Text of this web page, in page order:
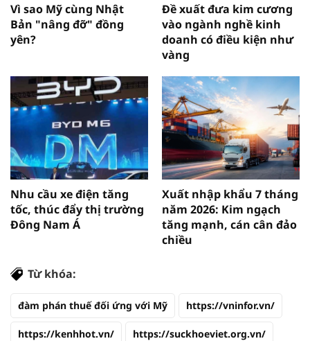
Vì sao Mỹ cùng Nhật
Bản "nâng đỡ" đồng
yên?
Đề xuất đưa kim cương
vào ngành nghề kinh
doanh có điều kiện như
vàng
Nhu cầu xe điện tăng
tốc, thúc đẩy thị trường
Đông Nam Á
Xuất nhập khẩu 7 tháng
năm 2026: Kim ngạch
tăng mạnh, cán cân đảo
chiều
Từ khóa:
đàm phán thuế đối ứng với Mỹ https://vninfor.vn/
https://kenhhot.vn/ https://suckhoeviet.org.vn/